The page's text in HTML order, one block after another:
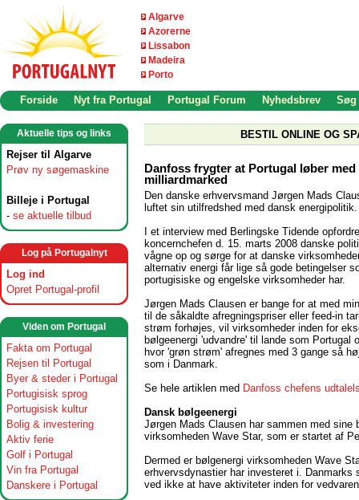
Algarve
Azorerne
Lissabon
Madeira
Porto
Forside Nyt fra Portugal Portugal Forum Nyhedsbrev Søg
Aktuelle tips og links
Rejser til Algarve
Prøv ny søgemaskine
Billeje i Portugal
- se aktuelle tilbud
Log på Portugalnyt
Log ind
Opret Portugal-profil
Viden om Portugal
Fakta om Portugal
Rejsen til Portugal
Byer & steder i Portugal
Portugisisk sprog
Portugisisk kultur
Bolig & investering
Aktiv ferie
Golf i Portugal
Vin fra Portugal
Danskere i Portugal
BESTIL ONLINE OG
Danfoss frygter at Portugal løber med
milliardmarked
Den danske erhvervsmand Jørgen Mads
luftet sin utilfredshed med dansk energipolitik.
I et interview med Berlingske Tidende
koncernchefen d. 15. marts 2008 danske
vågne op og sørge for at danske
alternativ energi får lige så gode betingelser
portugisiske og engelske virksomheder har.
Jørgen Mads Clausen er bange for at med
til de såkaldte afregningspriser eller feed-in
strøm forhøjes, vil virksomheder inden for
bølgeenergi 'udvandre' til lande som Portugal
hvor 'grøn strøm' afregnes med 3 gange så
som i Danmark.
Se hele artiklen med Danfoss chefens
Dansk bølgeenergi
Jørgen Mads Clausen har sammen med
virksomheden Wave Star, som er startet af
Dermed er bølgenergi virksomheden Wave
erhvervsdynastier har investeret i.
ved ikke at have aktiviteter inden for